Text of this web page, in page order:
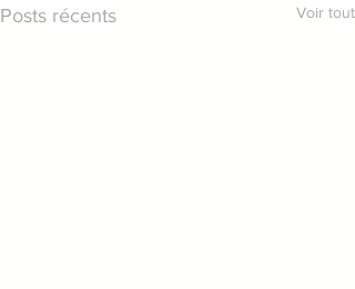
Posts récents Voir tout